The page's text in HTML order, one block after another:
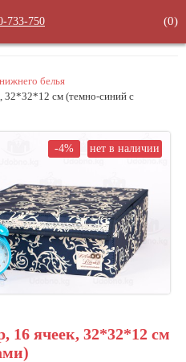
(0)
белья
32*32*12 см (темно-синий с
-4% нет в наличии
16 ячеек, 32*32*12 см